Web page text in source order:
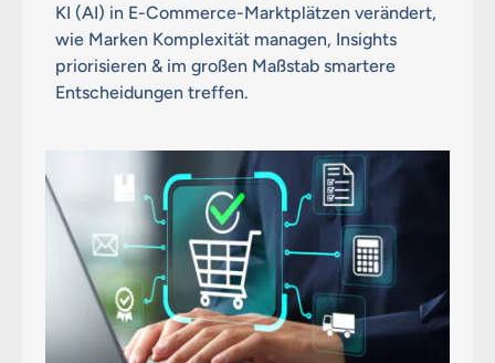
KI (AI) in E-Commerce-Marktplätzen verändert,
wie Marken Komplexität managen, Insights
priorisieren & im großen Maßstab smartere
Entscheidungen treffen.